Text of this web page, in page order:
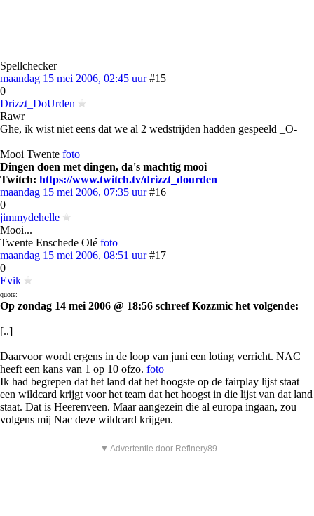
Spellchecker
maandag 15 mei 2006, 02:45 uur #15
0
Drizzt_DoUrden
Rawr
Ghe, ik wist niet eens dat we al 2 wedstrijden hadden gespeeld _O-
Mooi Twente foto
Dingen doen met dingen, da's machtig mooi
Twitch: https://www.twitch.tv/drizzt_dourden
maandag 15 mei 2006, 07:35 uur #16
0
jimmydehelle
Mooi...
Twente Enschede Olé foto
maandag 15 mei 2006, 08:51 uur #17
0
Evik
quote:
Op zondag 14 mei 2006 @ 18:56 schreef Kozzmic het volgende:
[..]
Daarvoor wordt ergens in de loop van juni een loting verricht. NAC
heeft een kans van 1 op 10 ofzo. foto
Ik had begrepen dat het land dat het hoogste op de fairplay lijst staat
een wildcard krijgt voor het team dat het hoogst in die lijst van dat land
staat. Dat is Heerenveen. Maar aangezein die al europa ingaan, zou
volgens mij Nac deze wildcard krijgen.
▼ Advertentie door Refinery89